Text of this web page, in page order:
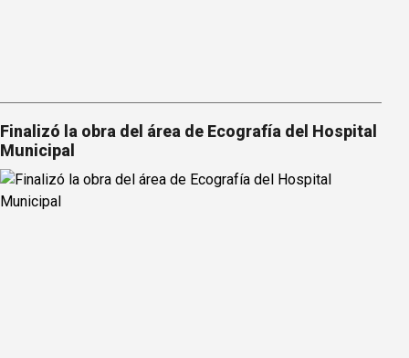
Finalizó la obra del área de Ecografía del Hospital
Municipal